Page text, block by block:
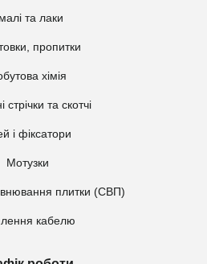
та лаки
пропитки
хімія
стрічки та скотчі
і фіксатори
Мотузки
плитки (СВП)
кабелю